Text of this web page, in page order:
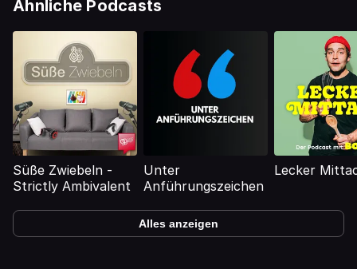
Ähnliche Podcasts
Süße Zwiebeln -
Strictly Ambivalent
Unter
Anführungszeichen
Lecker
Alles anzeigen